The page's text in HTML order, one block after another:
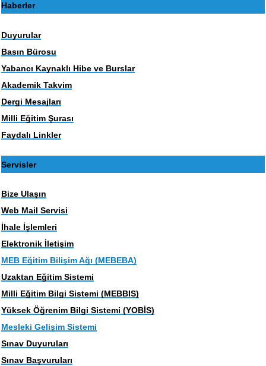
Haberler
Duyurular
Basın Bürosu
Yabancı Kaynaklı Hibe ve Burslar
Akademik Takvim
Dergi Mesajları
Milli Eğitim Şurası
Faydalı Linkler
Servisler
Bize Ulaşın
Web Mail Servisi
İhale İşlemleri
Elektronik İletişim
MEB Eğitim Bilişim Ağı (MEBEBA)
Uzaktan Eğitim Sistemi
Milli Eğitim Bilgi Sistemi (MEBBIS)
Yüksek Öğrenim Bilgi Sistemi (YOBİS)
Mesleki Gelişim Sistemi
Sınav Duyuruları
Sınav Başvuruları